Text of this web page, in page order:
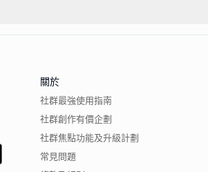
關於
社群最強使用指南
社群創作有價企劃
社群焦點功能及升級計劃
常見問題